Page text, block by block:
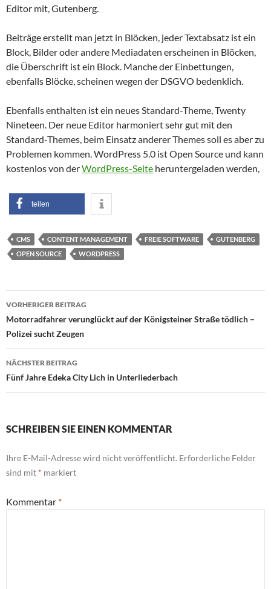
Editor mit, Gutenberg.
Beiträge erstellt man jetzt in Blöcken, jeder Textabsatz ist ein
Block, Bilder oder andere Mediadaten erscheinen in Blöcken,
die Überschrift ist ein Block. Manche der Einbettungen,
ebenfalls Blöcke, scheinen wegen der DSGVO bedenklich.
Ebenfalls enthalten ist ein neues Standard-Theme, Twenty
Nineteen. Der neue Editor harmoniert sehr gut mit den
Standard-Themes, beim Einsatz anderer Themes soll es aber zu
Problemen kommen. WordPress 5.0 ist Open Source und kann
kostenlos von derWordPress-Seite heruntergeladen werden,
teilen
CMS CONTENT MANAGEMENT FREIE SOFTWARE
GUTENBERG
OPEN SOURCE
WORDPRESS
Beitragsnavigation
VORHERIGER BEITRAG
Motorradfahrer verunglückt auf der Königsteiner Straße tödlich –
Polizei sucht Zeugen
NÄCHSTER BEITRAG
Fünf Jahre Edeka City Lich in Unterliederbach
SCHREIBEN SIE EINEN KOMMENTAR
Ihre E-Mail-Adresse wird nicht veröffentlicht. Erforderliche Felder
sind mit * markiert
Kommentar *